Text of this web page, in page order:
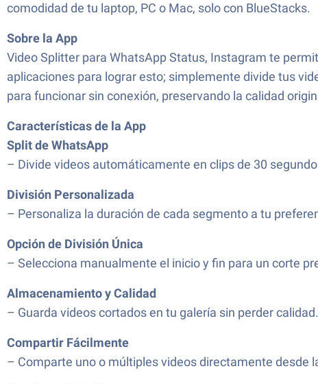
comodidad de tu laptop, PC o Mac, solo con BlueStacks.
Sobre la App
Video Splitter para WhatsApp Status, Instagram te
aplicaciones para lograr esto; simplemente divide tus
para funcionar sin conexión, preservando la calidad
Características de la App
Split de WhatsApp
– Divide videos automáticamente en clips de 30
División Personalizada
– Personaliza la duración de cada segmento a tu
Opción de División Única
– Selecciona manualmente el inicio y fin para un corte
Almacenamiento y Calidad
– Guarda videos cortados en tu galería sin perder calidad.
Compartir Fácilmente
– Comparte uno o múltiples videos directamente desde